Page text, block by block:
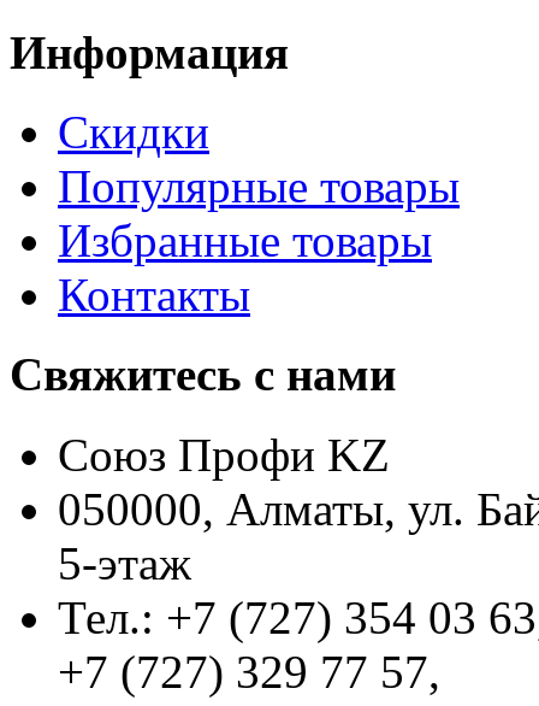
Информация
Скидки
Популярные товары
Избранные товары
Контакты
Свяжитесь с нами
Союз Профи KZ
050000, Алматы, ул.
5-этаж
Тел.: +7 (727) 354 03
+7 (727) 329 77 57,